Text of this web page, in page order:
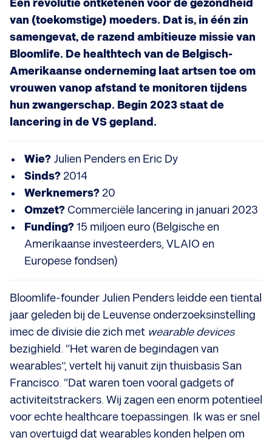
Een revolutie ontketenen voor de gezondheid
van (toekomstige) moeders. Dat is, in één zin
samengevat, de razend ambitieuze missie van
Bloomlife. De healthtech van de Belgisch-
Amerikaanse onderneming laat artsen toe om
vrouwen vanop afstand te monitoren tijdens
hun zwangerschap. Begin 2023 staat de
lancering in de VS gepland.
Wie? Julien Penders en Eric Dy
Sinds? 2014
Werknemers? 20
Omzet? Commerciële lancering in januari 2023
Funding?15 miljoen euro (Belgische en
Amerikaanse investeerders, VLAIO en
Europese fondsen)
Bloomlife-founder Julien Penders leidde een tiental
jaar geleden bij de Leuvense onderzoeksinstelling
imec de divisie die zich met wearable devices
bezighield. “Het waren de begindagen van
wearables”, vertelt hij vanuit zijn thuisbasis San
Francisco. “Dat waren toen vooral gadgets of
activiteitstrackers. Wij zagen een enorm potentieel
voor echte healthcare toepassingen. Ik was er snel
van overtuigd dat wearables konden helpen om